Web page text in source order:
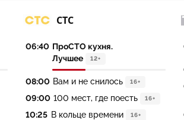
СТС
06:40 ПроСТО кухня.
Лучшее
12+
08:00 Вам и не снилось 16+
09:00 100 мест, где поесть 16+
10:25 В кольце времени 16+